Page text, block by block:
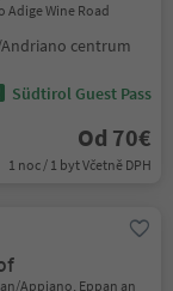
Wine Road
centrum
Südtirol Guest Pass
Od 70€
1 noc / 1 byt Včetně DPH
Appiano, Eppan an